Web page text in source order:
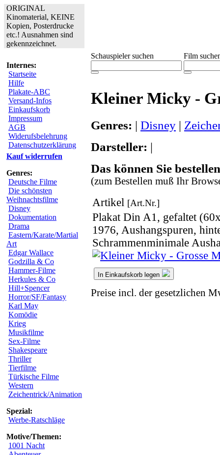
ORIGINAL
Kinomaterial, KEINE
Kopien, Posterdrucke
etc.! Ausnahmen sind
gekennzeichnet.
Internes:
Startseite
Hilfe
Plakate-ABC
Versand-Infos
Einkaufskorb
Impressum
AGB
Widerufsbelehrung
Datenschutzerklärung
Kauf widerrufen
Genres:
Deutsche Filme
Die schönsten
Weihnachtsfilme
Disney
Dokumentation
Drama
Eastern/Karate/Martial
Art
Edgar Wallace
Godzilla & Co
Hammer-Filme
Herkules & Co
Hill+Spencer
Horror/SF/Fantasy
Karl May
Komödie
Krieg
Musikfilme
Sex-Filme
Shakespeare
Thriller
Tierfilme
Türkische Filme
Western
Zeichentrick/Animation
Spezial:
Werbe-Ratschläge
Motive/Themen:
1001 Nacht
Schauspieler suchen Film
Kleiner Micky -
Genres: | Disney |
Darsteller: |
Das können Sie
(zum Bestellen muß Ihr
Artikel [Art.Nr.]
Plakat Din A1, gefaltet
1976, Aushangspuren,
Schrammenminimale
In Einkaufskorb legen
Preise incl. der gesetzlichen